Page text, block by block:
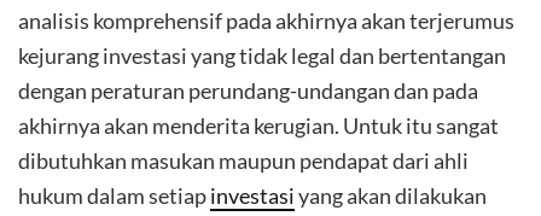
analisis komprehensif pada akhirnya akan terjerumus
kejurang investasi yang tidak legal dan bertentangan
dengan peraturan perundang-undangan dan pada
akhirnya akan menderita kerugian. Untuk itu sangat
dibutuhkan masukan maupun pendapat dari ahli
hukum dalam setiapinvestasiyang akan dilakukan